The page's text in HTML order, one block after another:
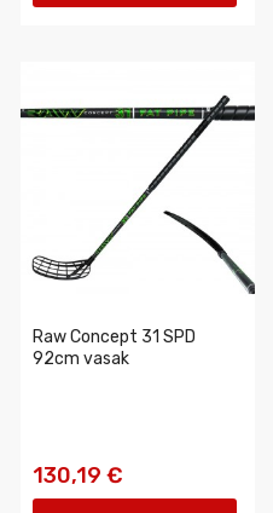
Raw Concept 31 SPD
92cm vasak
130,19 €